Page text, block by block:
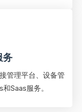
务
管理平台、设备管
Saas服务。